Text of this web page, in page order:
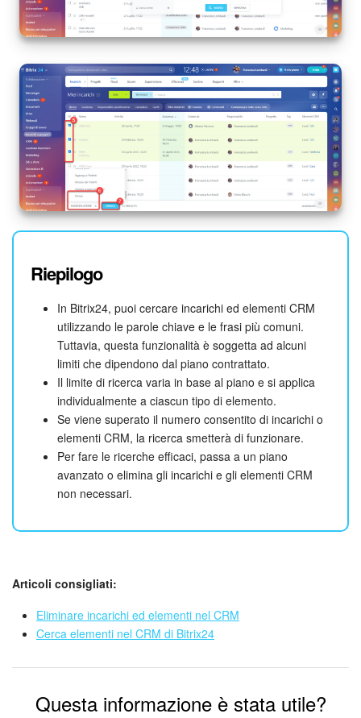
Marketing
Gestione inventario
Telefonia
Mio profilo
Impostazioni
Enterprise
Bitrix24 On-Premise
Bitrix24 Messenger
Domande generali
INIZIA GRATIS
ACCEDI
Riepilogo
In Bitrix24, puoi cercare incarichi ed elementi CRM
utilizzando le parole chiave e le frasi più comuni.
Tuttavia, questa funzionalità è soggetta ad alcuni
limiti che dipendono dal piano contrattato.
Il limite di ricerca varia in base al piano e si applica
individualmente a ciascun tipo di elemento.
Se viene superato il numero consentito di incarichi o
elementi CRM, la ricerca smetterà di funzionare.
Per fare le ricerche efficaci, passa a un piano
avanzato o elimina gli incarichi e gli elementi CRM
non necessari.
Articoli consigliati:
Eliminare incarichi ed elementi nel CRM
Cerca elementi nel CRM di Bitrix24
Questa informazione è stata utile?